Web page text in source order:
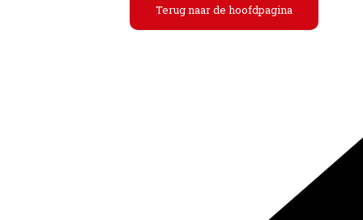
Terug naar de hoofdpagina